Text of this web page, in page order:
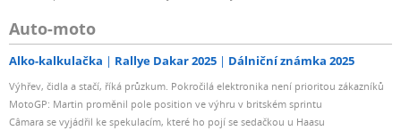
Auto-moto
Alko-kalkulačka Rallye Dakar 2025 Dálniční známka 2025
Výhřev, čidla a stačí, říká průzkum. Pokročilá elektronika není prioritou zákazníků
MotoGP: Martin proměnil pole position ve výhru v britském sprintu
Câmara se vyjádřil ke spekulacím, které ho pojí se sedačkou u Haasu